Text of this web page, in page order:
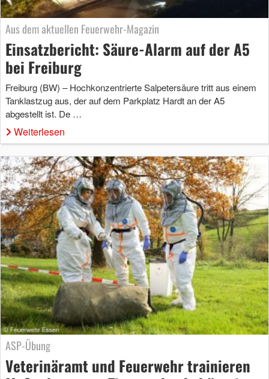
Aus dem aktuellen Feuerwehr-Magazin
Einsatzbericht: Säure-Alarm auf der A5
bei Freiburg
Freiburg (BW) – Hochkonzentrierte Salpetersäure tritt aus einem
Tanklastzug aus, der auf dem Parkplatz Hardt an der A5
abgestellt ist. De …
Weiterlesen
ASP-Übung
Veterinäramt und Feuerwehr trainieren